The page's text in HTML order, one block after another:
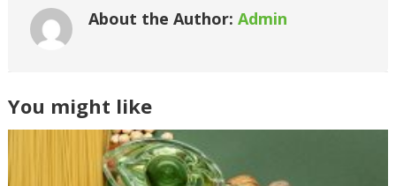
About the Author: Admin
You might like